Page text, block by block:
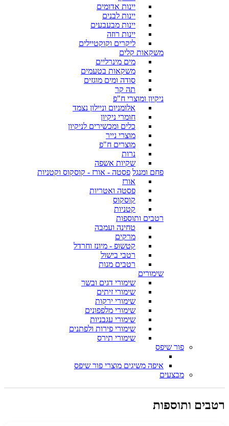
יינות אדומים
יינות לבנים
יינות מבעבעים
יינות רוזה
ליקרים וקוקטיילים
משקאות קלים
מים מינרליים
משקאות בטעמים
סודה ומים מוגזים
תה קר
ניקיון ומוצרי ח"פ
אלומניום וניילון נצמד
חומרי ניקיון
כלים ומכשירים לניקיון
מוצרי נייר
מוצרים ח"פ
נרות
שקיות אשפה
פחם ומנגל פסטה - אורז - קוסקוס וקטניות
אורז
פסטה ואטריות
קוסקוס
קטניות
רטבים ותוספות
טחינה ועמבה
מרקים
קטשופ - מיונז וחרדל
רטבי בישול
רטבים מנות
שימורים
שימורי דגים ובשר
שימורי זיתים
שימורי ירקות
שימורי מלפפונים
שימורי עגבניות
שימורי פירות ולפתנים
שימורי תירס
פור שיפס
איפה משיגים מוצרי פור שיפס
מבצעים
רטבים ותוספות